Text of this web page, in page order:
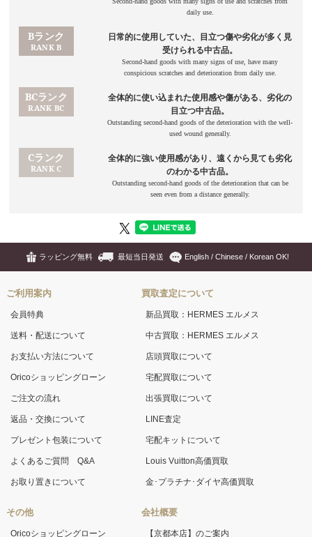
ラッピング無料 最短当日発送 English / Chinese / Korean OK!
ご利用案内
会員特典
送料・配送について
お支払い方法について
Oricoショッピングローン
ご注文の流れ
返品・交換について
プレゼント包装について
よくあるご質問 Q&A
お取り置きについて
その他
Oricoショッピングローン
買取査定について
新品買取：HERMES エルメス
中古買取：HERMES エルメス
店頭買取について
宅配買取について
出張買取について
LINE査定
宅配キットについて
Louis Vuitton高価買取
金･プラチナ･ダイヤ高価買取
会社概要
【京都本店】のご案内